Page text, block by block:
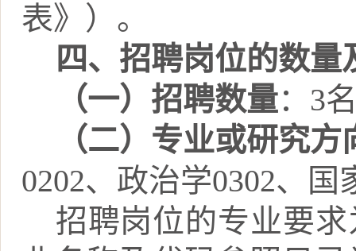
表》）。
四、 招聘岗位的数量
（一） 招聘数量： 3
（二） 专业或研究方
0202、 政治学0302、
国
招聘岗位的专业要